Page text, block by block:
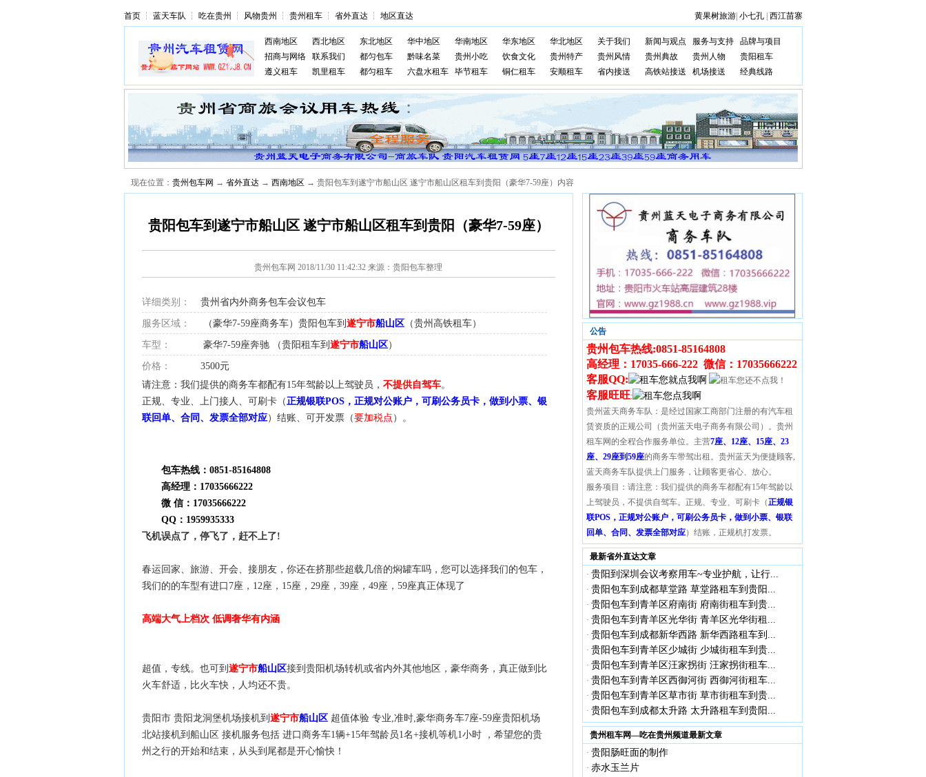
首页┆ 蓝天车队 ┆ 吃在贵州 ┆ 风物贵州 ┆ 贵州租车┆ 省外直达┆ 地区直达 黄果树旅游| 小七孔| 西江苗寨
西南地区 西北地区 东北地区 华中地区 华南地区 华东地区 华北地区 关于我们 新闻与观点 服务与支持
品牌与项目
招商与网络
联系我们 都匀包车 黔味名菜 贵州小吃 饮食文化 贵州特产 贵州风情 贵州典故 贵州人物
贵阳租车
遵义租车
凯里租车 都匀租车 六盘水租车 毕节租车 铜仁租车 安顺租车 省内接送 高铁站接送 机场接送 经典线路
现在位置： 贵州包车网 → 省外直达→ 西南地区 → 贵阳包车到遂宁市船山区 遂宁市船山区租车到贵阳（豪华7-59座）内容
贵阳包车到遂宁市船山区 遂宁市船山区租车到贵阳（豪华7-59座）
贵州包车网 2018/11/30 11:42:32 来源：贵阳包车整理
详细类别： 贵州省内外商务包车会议包车
服务区域： （豪华7-59座商务车）贵阳包车到 遂宁市船山区 （贵州高铁租车）
车型： 豪华7-59座奔驰 （贵阳租车到 遂宁市船山区 ）
价格：
3500元
请注意：我们提供的商务车都配有15年驾龄以上驾驶员， 不提供自驾车。
正规、专业、上门接人、可刷卡（ 正规银联POS，正规对公账户，可刷公务员卡，做到小票、银
联回单、合同、发票全部对应）结账、可开发票（要加税点 ）。
包车热线：0851-85164808
高经理：17035666222
微 信：17035666222
QQ：1959935333
飞机误点了，停飞了，赶不上了!
春运回家、旅游、开会、接朋友，你还在挤那些超载几倍的焖罐车吗，您可以选择我们的包车，
我们的的车型有进口7座，12座，15座，29座，39座，49座，59座真正体现了
高端大气上档次 低调奢华有内涵
超值，专线。也可到 遂宁市船山区接到贵阳机场转机或省内外其他地区，豪华商务，真正做到比
火车舒适，比火车快，人均还不贵。
贵阳市 贵阳龙洞堡机场接机到 遂宁市船山区 超值体验 专业,准时,豪华商务车7座-59座贵阳机场
北站接机到船山区 接机服务包括 进口商务车1辆+15年驾龄员1名+接机等机1小时 ，希望您的贵
州之行的开始和结束，从头到尾都是开心愉快！
公告
贵州包车热线:0851-85164808
高经理：17035-666-222 微信： 17035666222
客服QQ:
客服旺旺:
贵州蓝天商务车队：是经过国家工商部门注册的有汽车租
赁资质的正规公司（贵州蓝天电子商务有限公司）。贵州
租车网的全程合作服务单位。主营7座、12座、15座、23
座、29座到59座的商务车带驾出租。贵州蓝天为便捷顾客,
蓝天商务车队提供上门服务，让顾客更省心、放心。
服务项目：请注意：我们提供的商务车都配有15年驾龄以
上驾驶员，不提供自驾车。正规、专业、可刷卡（正规银
联POS，正规对公账户，可刷公务员卡，做到小票、银联
回单、合同、发票全部对应）结账，正规机打发票。
最新省外直达文章
· 贵阳到深圳会议考察用车~专业护航，让行...
· 贵阳包车到成都草堂路 草堂路租车到贵阳...
· 贵阳包车到青羊区府南街 府南街租车到贵...
· 贵阳包车到青羊区光华街 青羊区光华街租...
· 贵阳包车到成都新华西路 新华西路租车到...
· 贵阳包车到青羊区少城街 少城街租车到贵...
· 贵阳包车到青羊区汪家拐街 汪家拐街租车...
· 贵阳包车到青羊区西御河街 西御河街租车...
· 贵阳包车到青羊区草市街 草市街租车到贵...
· 贵阳包车到成都太升路 太升路租车到贵阳...
贵州租车网—吃在贵州频道最新文章
· 贵阳肠旺面的制作
· 赤水玉兰片